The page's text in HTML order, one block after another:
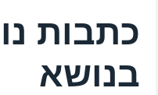
כתבות
בנושא